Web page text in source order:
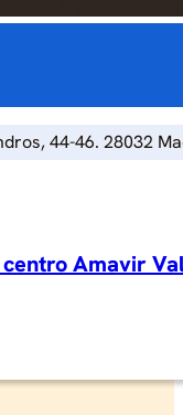
44-46. 28032
Amavir